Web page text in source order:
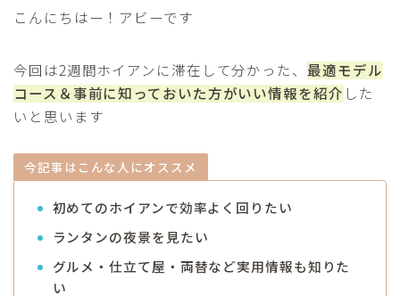
セーシェル
海外移住
プロフィール
お問合せ
こんにちはー！アビーです
今回は2週間ホイアンに滞在して分かった、 最適モデル
コース＆事前に知っておいた方がいい情報を紹介 した
いと思います
今記事はこんな人にオススメ
初めてのホイアンで効率よく回りたい
ランタンの夜景を見たい
グルメ・仕立て屋・両替など実用情報も知りた
い